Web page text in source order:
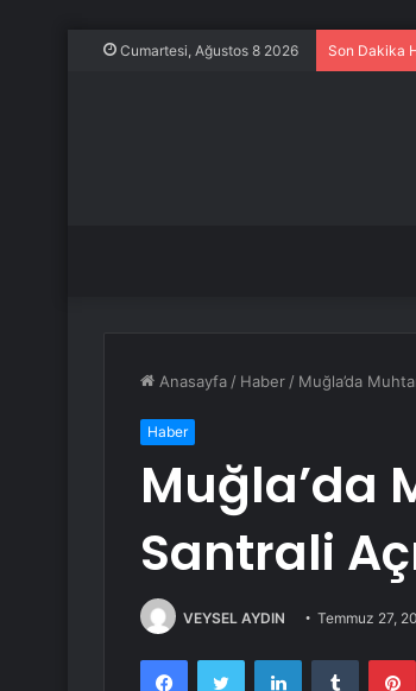
Cumartesi, Ağustos 8 2026 Son Dakika
Anasayfa / Haber / Muğla’da
Haber
Muğla’da
Santrali
VEYSEL AYDIN Temmuz 27,
FacebookTwitter LinkedInTumblr